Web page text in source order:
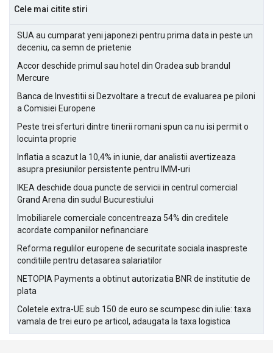
Cele mai citite stiri
SUA au cumparat yeni japonezi pentru prima data in peste un
deceniu, ca semn de prietenie
Accor deschide primul sau hotel din Oradea sub brandul
Mercure
Banca de Investitii si Dezvoltare a trecut de evaluarea pe piloni
a Comisiei Europene
Peste trei sferturi dintre tinerii romani spun ca nu isi permit o
locuinta proprie
Inflatia a scazut la 10,4% in iunie, dar analistii avertizeaza
asupra presiunilor persistente pentru IMM-uri
IKEA deschide doua puncte de servicii in centrul comercial
Grand Arena din sudul Bucurestiului
Imobiliarele comerciale concentreaza 54% din creditele
acordate companiilor nefinanciare
Reforma regulilor europene de securitate sociala inaspreste
conditiile pentru detasarea salariatilor
NETOPIA Payments a obtinut autorizatia BNR de institutie de
plata
Coletele extra-UE sub 150 de euro se scumpesc din iulie: taxa
vamala de trei euro pe articol, adaugata la taxa logistica